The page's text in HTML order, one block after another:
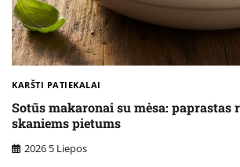
KARŠTI PATIEKALAI
Sotūs makaronai su mėsa: paprastas
skaniems pietums
2026 5 Liepos